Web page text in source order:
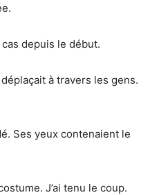
cas depuis le début.
à travers les gens.
Ses yeux contenaient le
J’ai tenu le coup.